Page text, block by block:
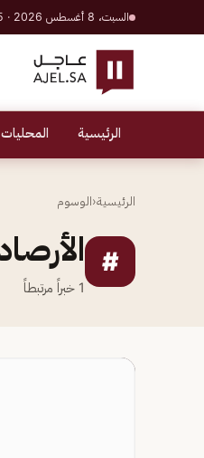
السبت، 8 أغسطس 2026 · 25 صفر 1448 هـ
الرئيسية المحليات
الرئيسية‹الوسوم
#
1 خبراً مرتبطاً